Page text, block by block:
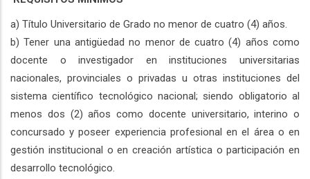
a) Título Universitario de Grado no menor de cuatro (4) años.
b) Tener una antigüedad no menor de cuatro (4) años como
docente o investigador en instituciones universitarias
nacionales, provinciales o privadas u otras instituciones del
sistema científico tecnológico nacional; siendo obligatorio al
menos dos (2) años como docente universitario, interino o
concursado y poseer experiencia profesional en el área o en
gestión institucional o en creación artística o participación en
desarrollo tecnológico.